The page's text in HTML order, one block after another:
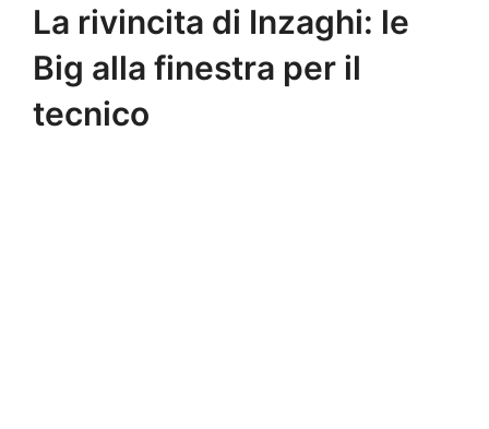
La rivincita di Inzaghi: le
Big alla finestra per il
tecnico